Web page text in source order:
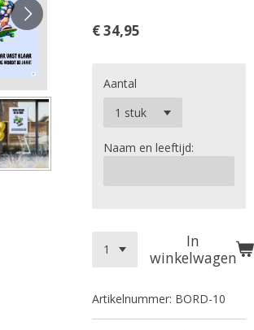
€ 34,95
Aantal
Naam en leeftijd:
In
winkelwagen
Artikelnummer: BORD-10